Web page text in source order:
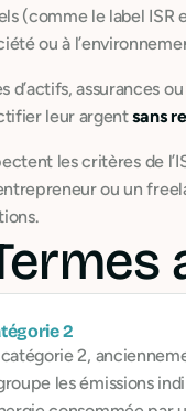
(comme le label ISR
ou à
assurances
leur argentsans
les critères de
ou un
2
catégorie 2,
les émissions